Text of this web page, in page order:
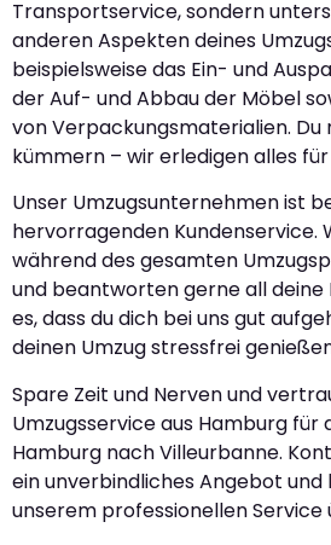
Transportservice, sondern
anderen Aspekten deines
beispielsweise das Ein- und
der Auf- und Abbau der Möbel
von Verpackungsmaterialien. Du
kümmern – wir erledigen alles
Unser Umzugsunternehmen ist
hervorragenden Kundenservice.
während des gesamten
und beantworten gerne all deine
es, dass du dich bei uns gut
deinen Umzug stressfrei
Spare Zeit und Nerven und
Umzugsservice aus Hamburg für
Hamburg nach Villeurbanne.
ein unverbindliches Angebot und
unserem professionellen Service